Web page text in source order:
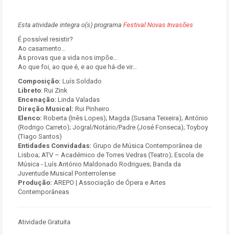
Esta atividade integra o(s) programa Festival Novas Invasões
É possível resistir?
Ao casamento…
Às provas que a vida nos impõe…
Ao que foi, ao que é, e ao que há-de vir…
Composição: Luís Soldado
Libreto: Rui Zink
Encenação: Linda Valadas
Direção Musical: Rui Pinheiro
Elenco: Roberta (Inês Lopes); Magda (Susana Teixeira); António
(Rodrigo Carreto); Jogral/Notário/Padre (José Fonseca); Toyboy
(Tiago Santos)
Entidades Convidadas: Grupo de Música Contemporânea de
Lisboa; ATV – Académico de Torres Vedras (Teatro); Escola de
Música - Luís António Maldonado Rodrigues; Banda da
Juventude Musical Ponterrolense
Produção: AREPO | Associação de Ópera e Artes
Contemporâneas
Atividade Gratuita